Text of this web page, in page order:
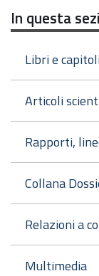
In questa
Libri e
Articoli
Rapporti,
Collana
Relazioni a
Multimedia